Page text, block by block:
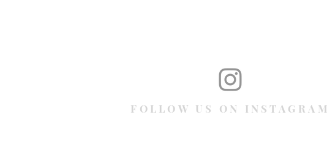
FOLLOW US ON INSTAGRAM